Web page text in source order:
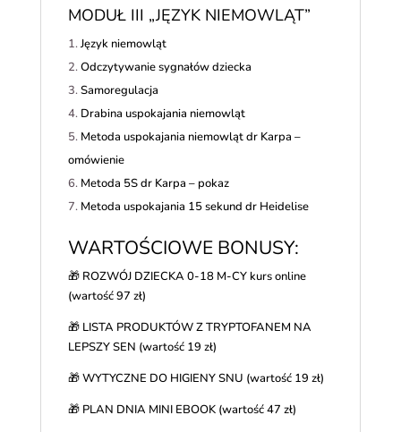
MODUŁ III „JĘZYK NIEMOWLĄT”
Język niemowląt
Odczytywanie sygnałów dziecka
Samoregulacja
Drabina uspokajania niemowląt
Metoda uspokajania niemowląt dr Karpa –
omówienie
Metoda 5S dr Karpa – pokaz
Metoda uspokajania 15 sekund dr Heidelise
WARTOŚCIOWE BONUSY:
🎁 ROZWÓJ DZIECKA 0-18 M-CY kurs online
(wartość 97 zł)
🎁 LISTA PRODUKTÓW Z TRYPTOFANEM NA
LEPSZY SEN (wartość 19 zł)
🎁 WYTYCZNE DO HIGIENY SNU (wartość 19 zł)
🎁 PLAN DNIA MINI EBOOK (wartość 47 zł)